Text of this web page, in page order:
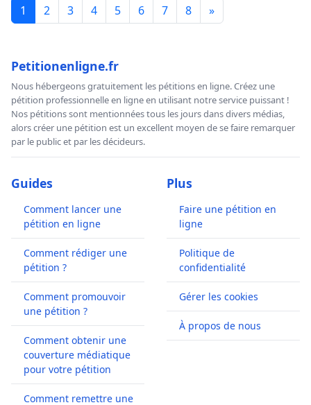
1 2 3 4 5 6 7 8 »
Petitionenligne.fr
Nous hébergeons gratuitement les pétitions en ligne. Créez une
pétition professionnelle en ligne en utilisant notre service puissant !
Nos pétitions sont mentionnées tous les jours dans divers médias,
alors créer une pétition est un excellent moyen de se faire remarquer
par le public et par les décideurs.
Guides
Comment lancer une
pétition en ligne
Comment rédiger une
pétition ?
Comment promouvoir
une pétition ?
Comment obtenir une
couverture médiatique
pour votre pétition
Comment remettre une
Plus
Faire une pétition en
ligne
Politique de
confidentialité
Gérer les cookies
À propos de nous